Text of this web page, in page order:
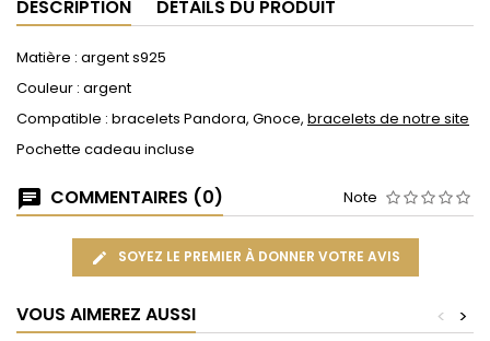
DESCRIPTION DÉTAILS DU PRODUIT
Matière : argent s925
Couleur : argent
Compatible : bracelets Pandora, Gnoce, bracelets de notre site
Pochette cadeau incluse
COMMENTAIRES (0) Note
SOYEZ LE PREMIER À DONNER VOTRE AVIS
VOUS AIMEREZ AUSSI >
<